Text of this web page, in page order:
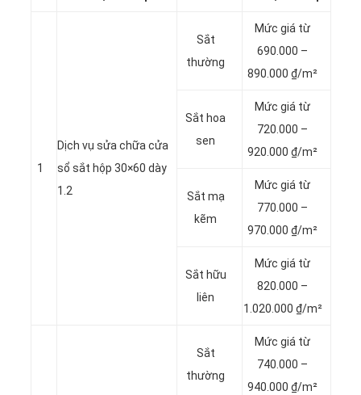
1
Dịch vụ sửa chữa cửa
sổ sắt hộp 30×60 dày
1.2
Sắt
thường
Mức giá từ
690.000 –
890.000 ₫/m²
Sắt hoa
sen
Mức giá từ
720.000 –
920.000 ₫/m²
Sắt mạ
kẽm
Mức giá từ
770.000 –
970.000 ₫/m²
Sắt hữu
liên
Mức giá từ
820.000 –
1.020.000 ₫/m²
Sắt
thường
Mức giá từ
740.000 –
940.000 ₫/m²